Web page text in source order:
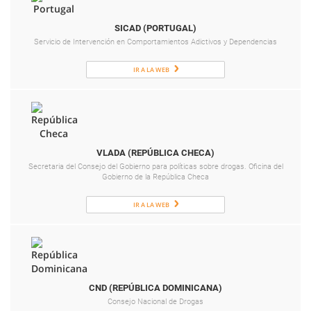
SICAD (PORTUGAL)
Servicio de Intervención en Comportamientos Adictivos y Dependencias
IR A LA WEB
VLADA (REPÚBLICA CHECA)
Secretaria del Consejo del Gobierno para políticas sobre drogas. Oficina del
Gobierno de la República Checa
IR A LA WEB
CND (REPÚBLICA DOMINICANA)
Consejo Nacional de Drogas